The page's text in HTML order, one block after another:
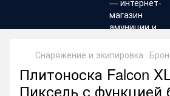
Снаряжение и экипировка
Плитоноска Falcon
Пиксель с функцией